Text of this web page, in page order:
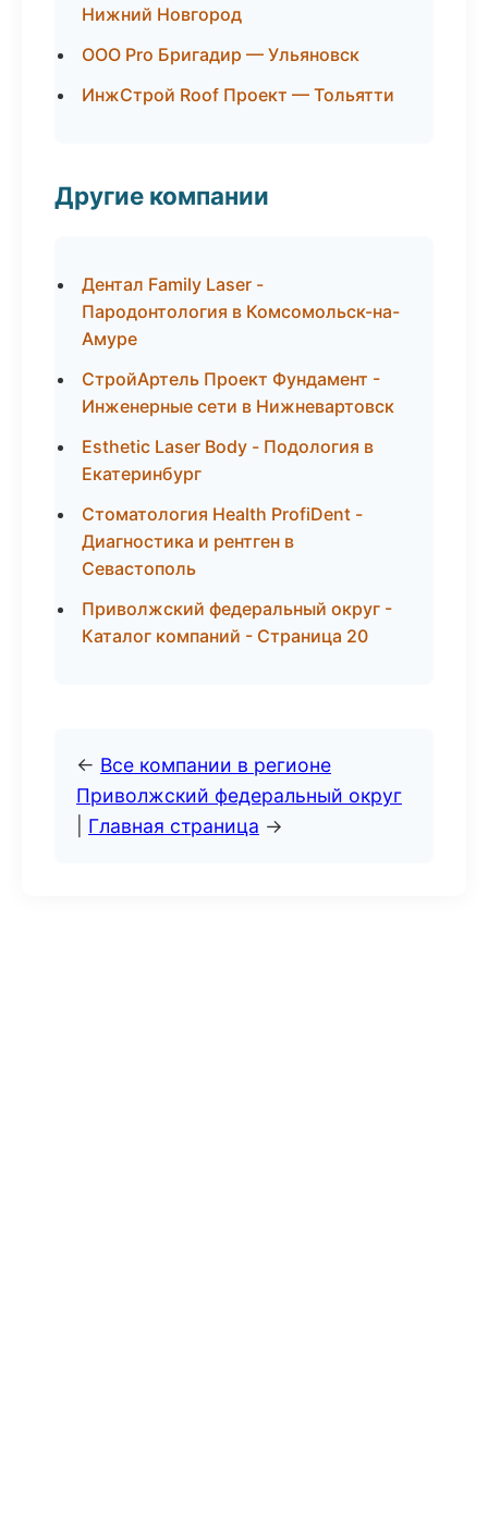
Нижний Новгород
ООО Pro Бригадир — Ульяновск
ИнжСтрой Roof Проект — Тольятти
Другие компании
Дентал Family Laser -
Пародонтология в Комсомольск-на-
Амуре
СтройАртель Проект Фундамент -
Инженерные сети в Нижневартовск
Esthetic Laser Body - Подология в
Екатеринбург
Стоматология Health ProfiDent -
Диагностика и рентген в
Севастополь
Приволжский федеральный округ -
Каталог компаний - Страница 20
← Все компании в регионе
Приволжский федеральный округ
Главная страница →